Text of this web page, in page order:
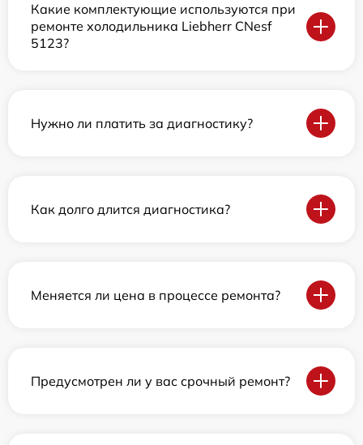
Какие комплектующие используются при
ремонте холодильника Liebherr CNesf
5123?
Нужно ли платить за диагностику?
Как долго длится диагностика?
Меняется ли цена в процессе ремонта?
Предусмотрен ли у вас срочный ремонт?